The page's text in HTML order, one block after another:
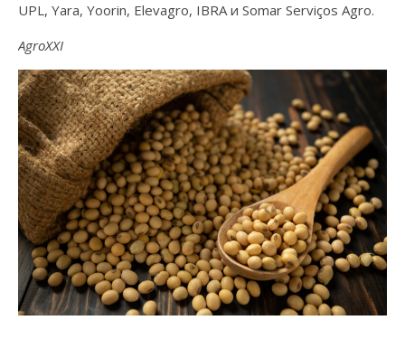
UPL, Yara, Yoorin, Elevagro, IBRA и Somar Serviços Agro.
AgroXXI